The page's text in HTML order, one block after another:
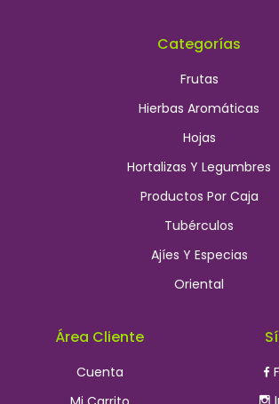
Categorías
Frutas
Hierbas Aromáticas
Hojas
Hortalizas Y Legumbres
Productos Por Caja
Tubérculos
Ajíes Y Especias
Oriental
Área Cliente
Cuenta